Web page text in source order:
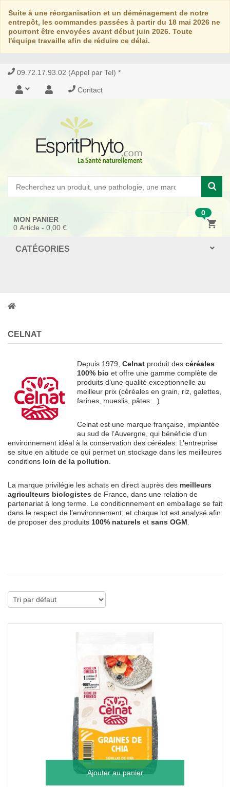
Suite à une réorganisation et un déménagement de notre
entrepôt, les commandes passées à partir du 18 mai 2026 ne
pourront être envoyées avant début juin 2026. Toute
l'équipe travaille afin de réduire ce délai.
09.72.17.93.02 (Appel par Tel) *
Contact
0
MON PANIER
0 Article - 0,00 €
CATÉGORIES
CELNAT
Depuis 1979, Celnat produit des céréales
100% bio et offre une gamme complète de
produits d’une qualité exceptionnelle au
meilleur prix (céréales en grain, riz, galettes,
farines, mueslis, pâtes…)
Celnat est une marque française, implantée
au sud de l’Auvergne, qui bénéficie d’un
environnement idéal à la conservation des céréales. L’entreprise
se situe en altitude ce qui permet un stockage dans les meilleures
conditions loin de la pollution
La marque privilégie les achats en direct auprès des meilleurs
agriculteurs biologistes de France, dans une relation de
partenariat à long terme. Le conditionnement en emballage se fait
dans le respect de l’environnement, et chaque lot est analysé afin
de proposer des produits 100% naturels et sans OGM
Ajouter au panier